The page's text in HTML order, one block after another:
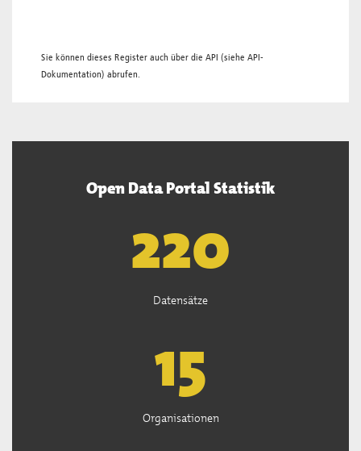
Sie können dieses Register auch über die API (siehe API-
Dokumentation) abrufen.
Open Data Portal Statistik
222
Datensätze
15
Organisationen